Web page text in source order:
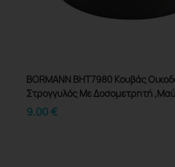
BORMANN BHT7980 Κουβάς
Στρογγυλός Με Δοσομετρητή
9.00€